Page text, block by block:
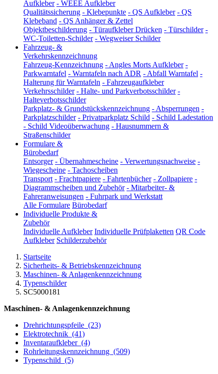
Aufkleber - WEEE Aufkleber
Qualitätssicherung - Klebepunkte - QS Aufkleber - QS
Klebeband - QS Anhänger & Zettel
Objektbeschilderung - Türaufkleber Drücken - Türschilder -
WC-Toiletten-Schilder - Wegweiser Schilder
Fahrzeug- &
Verkehrskennzeichnung
Fahrzeug-Kennzeichnung - Angles Morts Aufkleber -
Parkwarntafel - Warntafeln nach ADR - Abfall Warntafel -
Halterung für Warntafeln - Fahrzeugaufkleber
Verkehrsschilder - Halte- und Parkverbotsschilder -
Halteverbotsschilder
Parkplatz- & Grundstückskennzeichnung - Absperrungen -
Parkplatzschilder - Privatparkplatz Schild - Schild Ladestation
- Schild Videoüberwachung - Hausnummern &
Straßenschilder
Formulare &
Bürobedarf
Entsorger - Übernahmescheine - Verwertungsnachweise -
Wiegescheine - Tachoscheiben
Transport - Frachtpapiere - Fahrtenbücher - Zollpapiere -
Diagrammscheiben und Zubehör - Mitarbeiter- &
Fahreranweisungen - Fuhrpark und Werkstatt
Alle Formulare Bürobedarf
Individuelle Produkte &
Zubehör
Individuelle Aufkleber Individuelle Prüfplaketten QR Code
Aufkleber Schilderzubehör
Startseite
Sicherheits- & Betriebskennzeichnung
Maschinen- & Anlagenkennzeichnung
Typenschilder
SC5000181
Maschinen- & Anlagenkennzeichnung
Drehrichtungspfeile (23)
Elektrotechnik (41)
Inventaraufkleber (4)
Rohrleitungskennzeichnung (509)
Typenschild (5)